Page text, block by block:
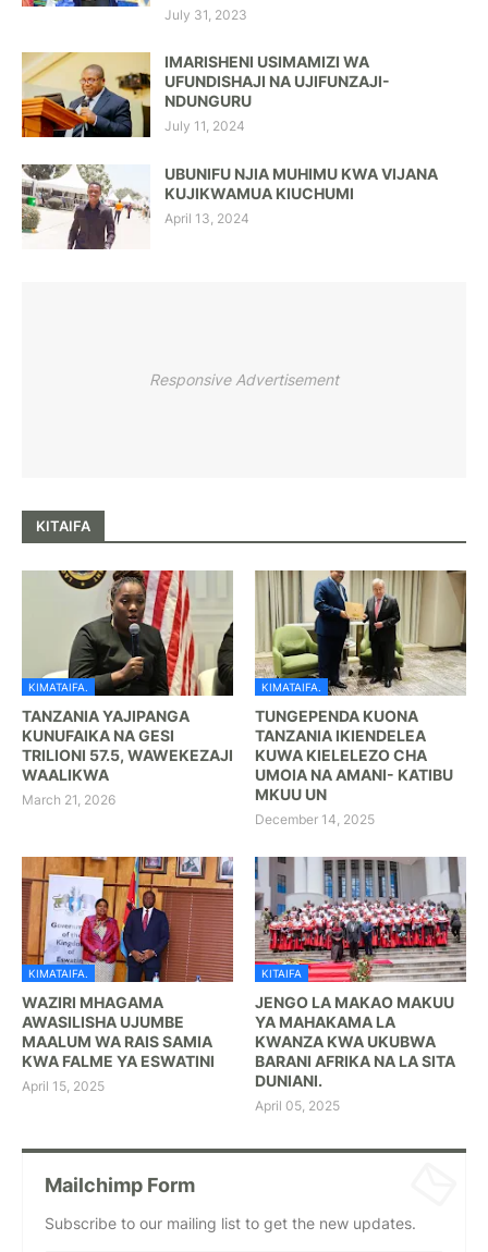
July 31, 2023
IMARISHENI USIMAMIZI WA
UFUNDISHAJI NA UJIFUNZAJI-
NDUNGURU
July 11, 2024
UBUNIFU NJIA MUHIMU KWA VIJANA
KUJIKWAMUA KIUCHUMI
April 13, 2024
Responsive Advertisement
KITAIFA
KIMATAIFA.
TANZANIA YAJIPANGA
KUNUFAIKA NA GESI
TRILIONI 57.5, WAWEKEZAJI
WAALIKWA
March 21, 2026
KIMATAIFA.
TUNGEPENDA KUONA
TANZANIA IKIENDELEA
KUWA KIELELEZO CHA
UMOIA NA AMANI- KATIBU
MKUU UN
December 14, 2025
KIMATAIFA.
WAZIRI MHAGAMA
AWASILISHA UJUMBE
MAALUM WA RAIS SAMIA
KWA FALME YA ESWATINI
April 15, 2025
KITAIFA
JENGO LA MAKAO MAKUU
YA MAHAKAMA LA
KWANZA KWA UKUBWA
BARANI AFRIKA NA LA SITA
DUNIANI.
April 05, 2025
Mailchimp Form
Subscribe to our mailing list to get the new updates.